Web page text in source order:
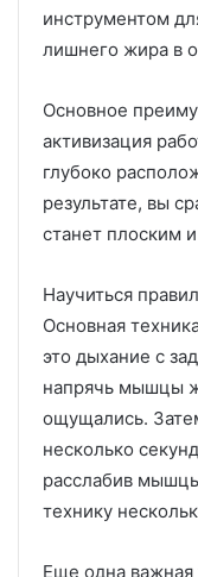
инструментом
лишнего жира в
Основное
активизация
глубоко
результате, вы
станет плоским
Научиться
Основная
это дыхание с
напрячь мышцы
ощущались.
несколько
расслабив
технику
Еще одна важная